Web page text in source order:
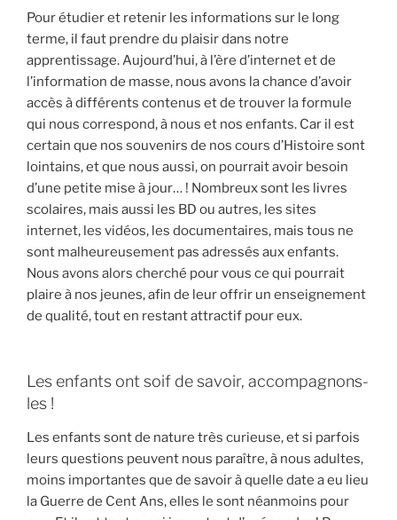
Pour étudier et retenir les informations sur le long
terme, il faut prendre du plaisir dans notre
apprentissage. Aujourd’hui, à l’ère d’internet et de
l’information de masse, nous avons la chance d’avoir
accès à différents contenus et de trouver la formule
qui nous correspond, à nous et nos enfants. Car il est
certain que nos souvenirs de nos cours d’Histoire sont
lointains, et que nous aussi, on pourrait avoir besoin
d’une petite mise à jour… ! Nombreux sont les livres
scolaires, mais aussi les BD ou autres, les sites
internet, les vidéos, les documentaires, mais tous ne
sont malheureusement pas adressés aux enfants.
Nous avons alors cherché pour vous ce qui pourrait
plaire à nos jeunes, afin de leur offrir un enseignement
de qualité, tout en restant attractif pour eux.
Les enfants ont soif de savoir, accompagnons-
les !
Les enfants sont de nature très curieuse, et si parfois
leurs questions peuvent nous paraître, à nous adultes,
moins importantes que de savoir à quelle date a eu lieu
la Guerre de Cent Ans, elles le sont néanmoins pour